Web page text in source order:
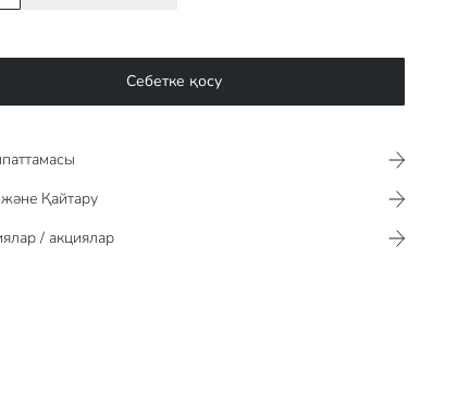
Себетке қосу
Қайтару
/ акциялар